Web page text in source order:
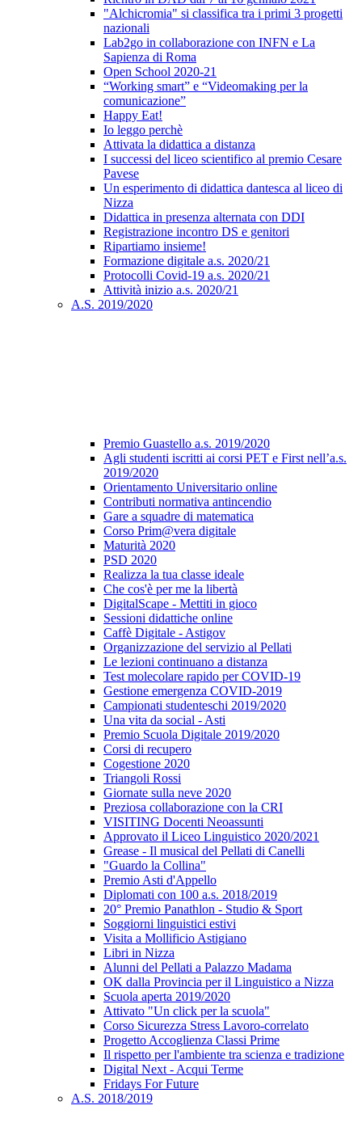
"Alchicromia" si classifica tra i primi 3 progetti
nazionali
Lab2go in collaborazione con INFN e La
Sapienza di Roma
Open School 2020-21
“Working smart” e “Videomaking per la
comunicazione”
Happy Eat!
Io leggo perchè
Attivata la didattica a distanza
I successi del liceo scientifico al premio Cesare
Pavese
Un esperimento di didattica dantesca al liceo di
Nizza
Didattica in presenza alternata con DDI
Registrazione incontro DS e genitori
Ripartiamo insieme!
Formazione digitale a.s. 2020/21
Protocolli Covid-19 a.s. 2020/21
Attività inizio a.s. 2020/21
A.S. 2019/2020
Premio Guastello a.s. 2019/2020
Agli studenti iscritti ai corsi PET e First nell’a.s.
2019/2020
Orientamento Universitario online
Contributi normativa antincendio
Gare a squadre di matematica
Corso Prim@vera digitale
Maturità 2020
PSD 2020
Realizza la tua classe ideale
Che cos'è per me la libertà
DigitalScape - Mettiti in gioco
Sessioni didattiche online
Caffè Digitale - Astigov
Organizzazione del servizio al Pellati
Le lezioni continuano a distanza
Test molecolare rapido per COVID-19
Gestione emergenza COVID-2019
Campionati studenteschi 2019/2020
Una vita da social - Asti
Premio Scuola Digitale 2019/2020
Corsi di recupero
Cogestione 2020
Triangoli Rossi
Giornate sulla neve 2020
Preziosa collaborazione con la CRI
VISITING Docenti Neoassunti
Approvato il Liceo Linguistico 2020/2021
Grease - Il musical del Pellati di Canelli
"Guardo la Collina"
Premio Asti d'Appello
Diplomati con 100 a.s. 2018/2019
20° Premio Panathlon - Studio & Sport
Soggiorni linguistici estivi
Visita a Mollificio Astigiano
Libri in Nizza
Alunni del Pellati a Palazzo Madama
OK dalla Provincia per il Linguistico a Nizza
Scuola aperta 2019/2020
Attivato "Un click per la scuola"
Corso Sicurezza Stress Lavoro-correlato
Progetto Accoglienza Classi Prime
Il rispetto per l'ambiente tra scienza e tradizione
Digital Next - Acqui Terme
Fridays For Future
A.S. 2018/2019